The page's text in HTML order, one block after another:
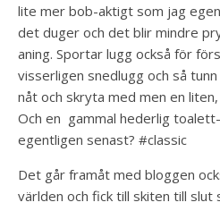
lite mer bob-aktigt som jag
det duger och det blir mindre
aning. Sportar lugg också för
visserligen snedlugg och så
nåt och skryta med men en
Och en gammal hederlig
egentligen senast? #classic
Det går framåt med bloggen
världen och fick till skiten till slut